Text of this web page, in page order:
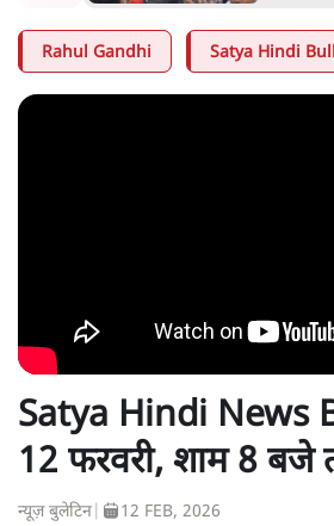
Rahul Gandhi Satya Hindi
Satya Hindi News
12 फरवरी, शाम 8
न्यूज़ बुलेटिन 12 FEB, 2026